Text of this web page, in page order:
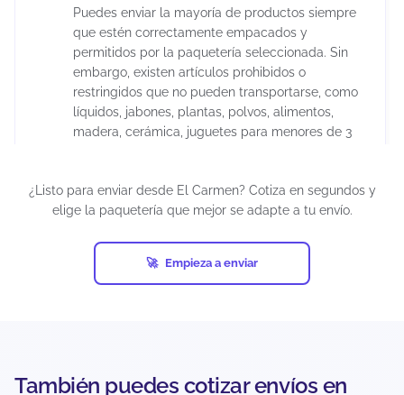
Puedes enviar la mayoría de productos siempre
que estén correctamente empacados y
permitidos por la paquetería seleccionada. Sin
embargo, existen artículos prohibidos o
restringidos que no pueden transportarse, como
líquidos, jabones, plantas, polvos, alimentos,
madera, cerámica, juguetes para menores de 3
armas artificiales, restos humanos o animales,
diamantes industriales, pornografía, billetes de
tarjetas de crédito activadas, productos pirata,
mensajería puede establecer restricciones
¿Listo para enviar desde El Carmen? Cotiza en segundos y
elige la paquetería que mejor se adapte a tu envío.
Empieza a enviar
También puedes cotizar envíos en